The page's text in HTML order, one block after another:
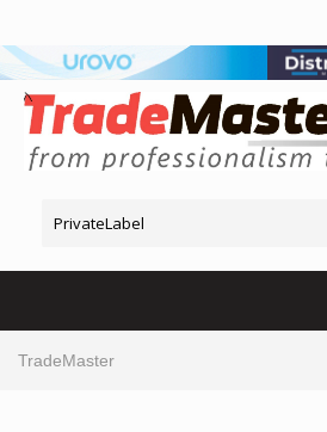
TradeMaster